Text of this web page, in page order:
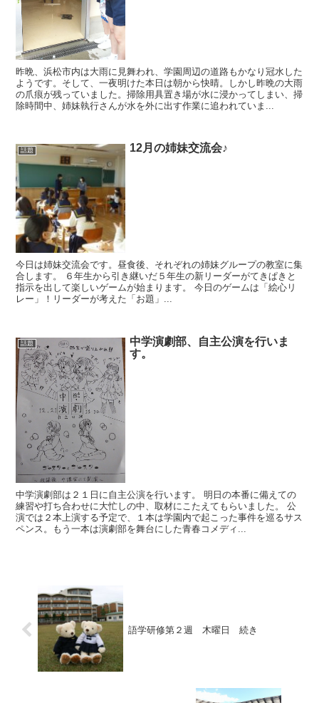
昨晩、浜松市内は大雨に見舞われ、学園周辺の道路もかなり冠水した
ようです。そして、一夜明けた本日は朝から快晴。しかし昨晩の大雨
の爪痕が残っていました。掃除用具置き場が水に浸かってしまい、掃
除時間中、姉妹執行さんが水を外に出す作業に追われていま...
話題 12月の姉妹交流会♪
今日は姉妹交流会です。昼食後、それぞれの姉妹グループの教室に集
合します。 ６年生から引き継いだ５年生の新リーダーがてきぱきと
指示を出して楽しいゲームが始まります。 今日のゲームは「絵心リ
レー」！リーダーが考えた「お題」...
話題
中学演劇部、自主公演を行いま
す。
中学演劇部は２１日に自主公演を行います。 明日の本番に備えての
練習や打ち合わせに大忙しの中、取材にこたえてもらいました。 公
演では２本上演する予定で、１本は学園内で起こった事件を巡るサス
ペンス。もう一本は演劇部を舞台にした青春コメディ...
語学研修第２週 木曜日 続き